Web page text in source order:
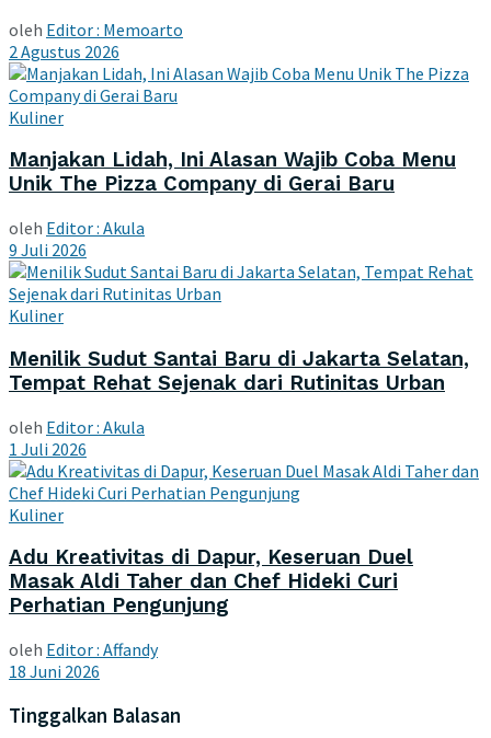
oleh Editor : Memoarto
2 Agustus 2026
Kuliner
Manjakan Lidah, Ini Alasan Wajib Coba Menu
Unik The Pizza Company di Gerai Baru
oleh Editor : Akula
9 Juli 2026
Kuliner
Menilik Sudut Santai Baru di Jakarta Selatan,
Tempat Rehat Sejenak dari Rutinitas Urban
oleh Editor : Akula
1 Juli 2026
Kuliner
Adu Kreativitas di Dapur, Keseruan Duel
Masak Aldi Taher dan Chef Hideki Curi
Perhatian Pengunjung
oleh Editor : Affandy
18 Juni 2026
Tinggalkan Balasan